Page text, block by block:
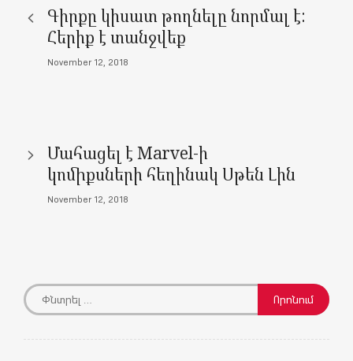
Գիրքը կիսատ թողնելը նորմալ է:
Հերիք է տանջվեք
November 12, 2018
Մահացել է Marvel-ի
կոմիքսների հեղինակ Սթեն Լին
November 12, 2018